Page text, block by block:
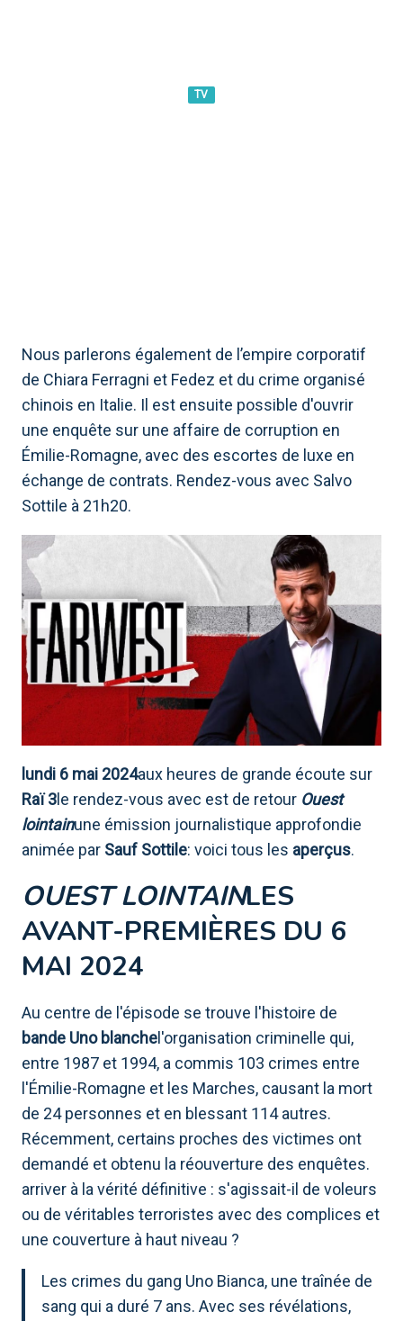
TV
Nous parlerons également de l’empire corporatif
de Chiara Ferragni et Fedez et du crime organisé
chinois en Italie. Il est ensuite possible d'ouvrir
une enquête sur une affaire de corruption en
Émilie-Romagne, avec des escortes de luxe en
échange de contrats. Rendez-vous avec Salvo
Sottile à 21h20.
lundi 6 mai 2024aux heures de grande écoute sur
Raï 3 le rendez-vous avec est de retour Ouest
lointainune émission journalistique approfondie
animée par Sauf Sottile: voici tous les aperçus.
OUEST LOINTAINLES
AVANT-PREMIÈRES DU 6
MAI 2024
Au centre de l'épisode se trouve l'histoire de
bande Uno blanche l'organisation criminelle qui,
entre 1987 et 1994, a commis 103 crimes entre
l'Émilie-Romagne et les Marches, causant la mort
de 24 personnes et en blessant 114 autres.
Récemment, certains proches des victimes ont
demandé et obtenu la réouverture des enquêtes.
arriver à la vérité définitive : s'agissait-il de voleurs
ou de véritables terroristes avec des complices et
une couverture à haut niveau ?
Les crimes du gang Uno Bianca, une traînée de
sang qui a duré 7 ans. Avec ses révélations,